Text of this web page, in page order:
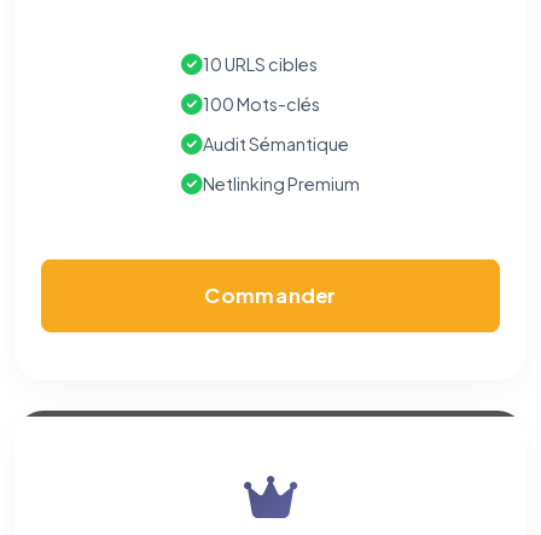
10 URLS cibles
100 Mots-clés
Audit Sémantique
Netlinking Premium
Commander